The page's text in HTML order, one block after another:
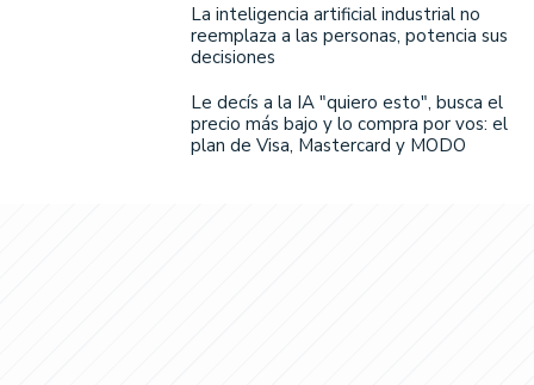
La inteligencia artificial industrial no
reemplaza a las personas, potencia sus
decisiones
Le decís a la IA "quiero esto", busca el
precio más bajo y lo compra por vos: el
plan de Visa, Mastercard y MODO